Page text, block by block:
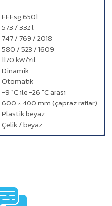
FFFsg 6501
573 / 332 l
747 / 769 / 2018
580 / 523 / 1609
1170 kW/Yıl
Dinamik
Otomatik
−9 °C ile −26 °C arası
600 × 400 mm (çapraz raflar)
Plastik beyaz
Çelik / beyaz